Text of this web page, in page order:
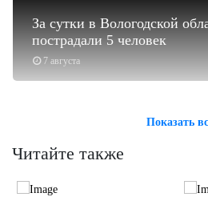
7 августа
За сутки в Вологодской
пострадали 5 человек
Показать
Читайте также